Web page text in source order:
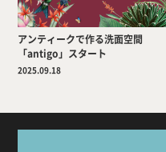
アンティークで作る洗面空間
「antigo」スタート
2025.09.18
Company